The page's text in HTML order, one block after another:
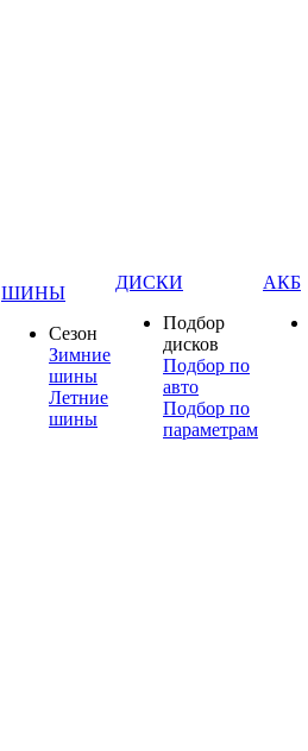
ШИНЫ
Сезон
Зимние
шины
Летние
шины
ДИСКИ
Подбор
дисков
Подбор по
авто
Подбор по
параметрам
АКБ